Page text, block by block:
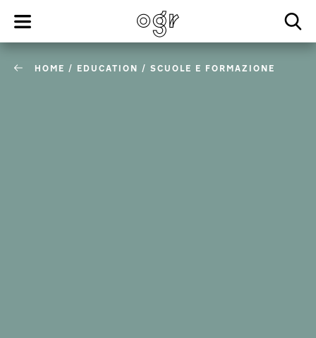
HOME / EDUCATION / SCUOLE E FORMAZIONE